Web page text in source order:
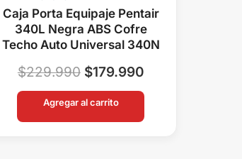
Caja Porta Equipaje Pentair
340L Negra ABS Cofre
Techo Auto Universal 340N
$229.990 $179.990
Agregar al carrito